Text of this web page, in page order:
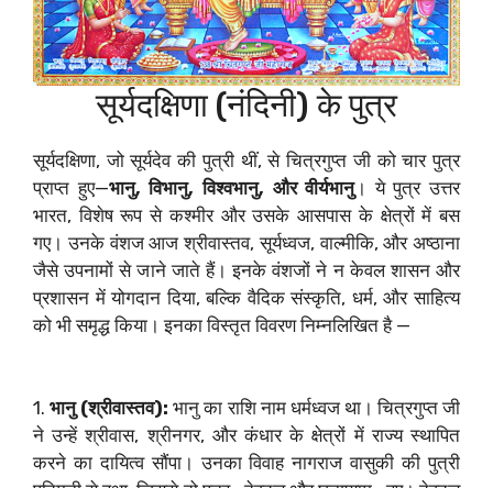
सूर्यदक्षिणा (नंदिनी) के पुत्र
सूर्यदक्षिणा, जो सूर्यदेव की पुत्री थीं, से चित्रगुप्त जी को चार पुत्र
प्राप्त हुए—भानु, विभानु, विश्वभानु, और वीर्यभानु। ये पुत्र उत्तर
भारत, विशेष रूप से कश्मीर और उसके आसपास के क्षेत्रों में बस
गए। उनके वंशज आज श्रीवास्तव, सूर्यध्वज, वाल्मीकि, और अष्ठाना
जैसे उपनामों से जाने जाते हैं। इनके वंशजों ने न केवल शासन और
प्रशासन में योगदान दिया, बल्कि वैदिक संस्कृति, धर्म, और साहित्य
को भी समृद्ध किया। इनका विस्तृत विवरण निम्नलिखित है —
1.भानु (श्रीवास्तव): भानु का राशि नाम धर्मध्वज था। चित्रगुप्त जी
ने उन्हें श्रीवास, श्रीनगर, और कंधार के क्षेत्रों में राज्य स्थापित
करने का दायित्व सौंपा। उनका विवाह नागराज वासुकी की पुत्री